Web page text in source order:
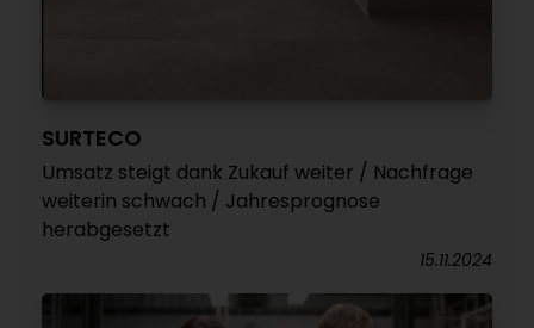
SURTECO
Umsatz steigt dank Zukauf weiter / Nachfrage
weiterin schwach / Jahresprognose
herabgesetzt
15.11.2024